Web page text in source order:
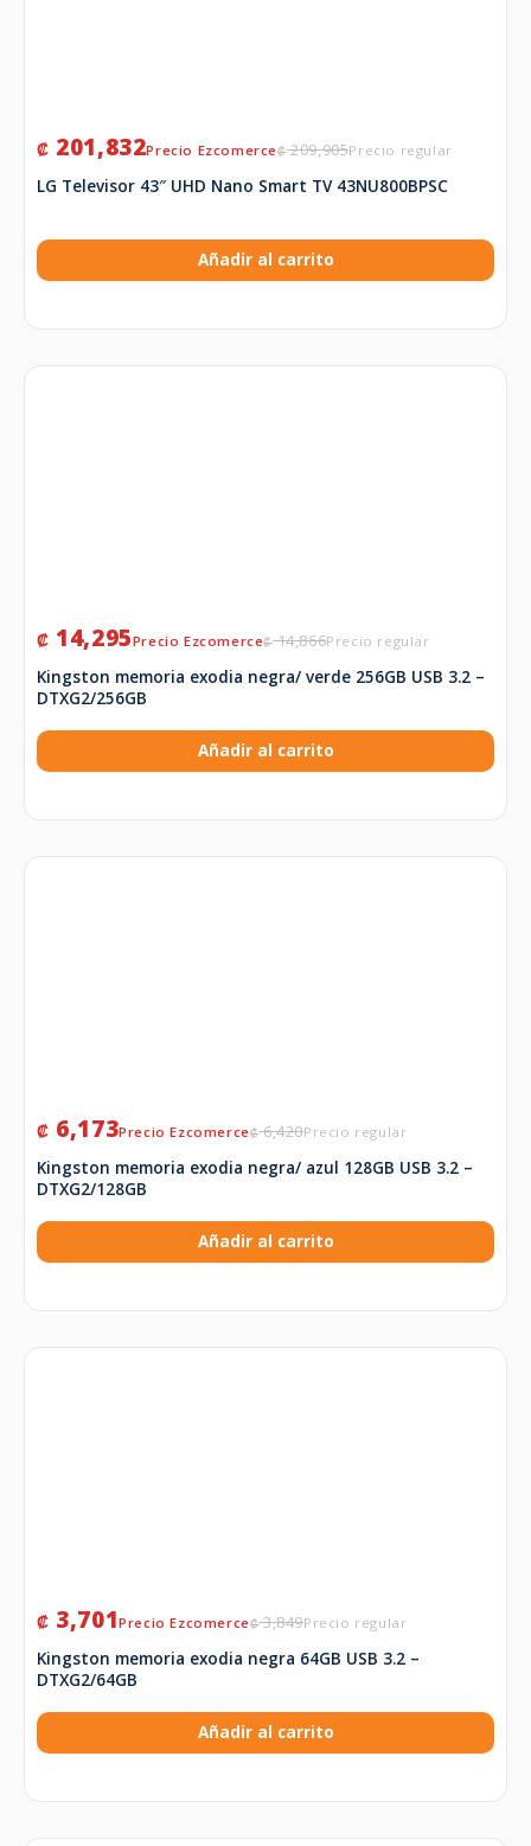
₡209,905
₡ 201,832
LG Televisor 43″ UHD Nano Smart TV 43NU800BPSC
Añadir al carrito
₡14,866
₡ 14,295
Kingston memoria exodia negra/ verde 256GB USB 3.2 –
DTXG2/256GB
Añadir al carrito
₡6,420
₡ 6,173
Kingston memoria exodia negra/ azul 128GB USB 3.2 –
DTXG2/128GB
Añadir al carrito
₡3,849
₡ 3,701
Kingston memoria exodia negra 64GB USB 3.2 –
DTXG2/64GB
Añadir al carrito